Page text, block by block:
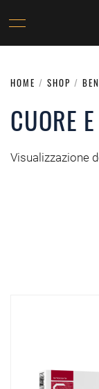
HOME / SHOP /
CUORE
Visualizzazione